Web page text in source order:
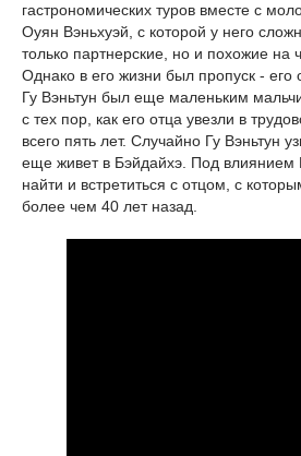
гастрономических туров вместе с
Оуян Вэньхуэй, с которой у него
только партнерские, но и похожие на
Однако в его жизни был пропуск - его
Гу Вэньтун был еще маленьким
с тех пор, как его отца увезли в
всего пять лет. Случайно Гу Вэньтун
еще живет в Бэйдайхэ. Под влиянием
найти и встретиться с отцом, с
более чем 40 лет назад.